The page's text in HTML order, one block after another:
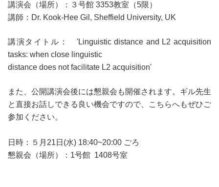
講演会（場所）：３号館 3353教室（5限）
講師：Dr. Kook-Hee Gil, Sheffield University, UK
講演タイトル： 'Linguistic distance and L2 acquisition
tasks: when close linguistic
distance does not facilitate L2 acquisition'
また、公開講演会後には懇親会も開催されます。ギル先生
と直接お話しできる良い機会ですので、こちらへもぜひご
参加ください。
日時：５月21日(水) 18:40~20:00 ごろ
懇親会（場所）：1号館 1408号室